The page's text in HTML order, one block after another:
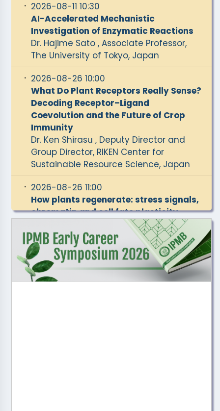
2026 AS-KAIST Bilateral Symposium:
Integrative Biology of Brain, Genome,
and Metabolism
新型掃描式電子顯微鏡(Zeiss GeminiSEM
360)開放公告
2026-08-11 10:30
AI-Accelerated Mechanistic
Investigation of Enzymatic Reactions
Dr. Hajime Sato , Associate Professor,
The University of Tokyo, Japan
2026-08-26 10:00
What Do Plant Receptors Really Sense?
Decoding Receptor–Ligand
Coevolution and the Future of Crop
Immunity
Dr. Ken Shirasu , Deputy Director and
Group Director, RIKEN Center for
Sustainable Resource Science, Japan
2026-08-26 11:00
How plants regenerate: stress signals,
chromatin and cell fate plasticity
Dr. Keiko Sugimoto , Team Director,
RIKEN Center for Sustainable Resource
Science, Japan
2026-09-11 10:30
TBD